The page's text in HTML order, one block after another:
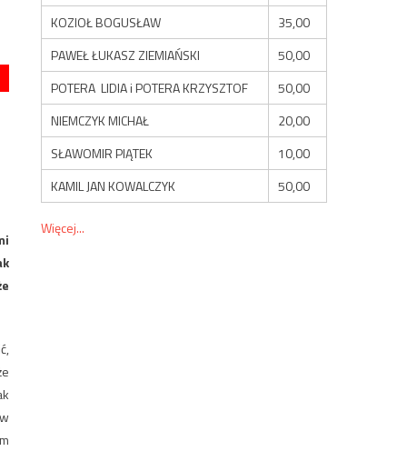
KOZIOŁ BOGUSŁAW
35,00
PAWEŁ ŁUKASZ ZIEMIAŃSKI
50,00
POTERA LIDIA i POTERA KRZYSZTOF
50,00
NIEMCZYK MICHAŁ
20,00
SŁAWOMIR PIĄTEK
10,00
KAMIL JAN KOWALCZYK
50,00
Więcej...